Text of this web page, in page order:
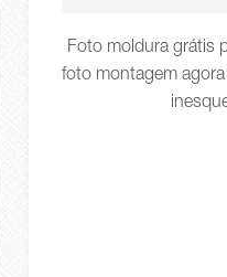
Foto moldura grátis
foto montagem